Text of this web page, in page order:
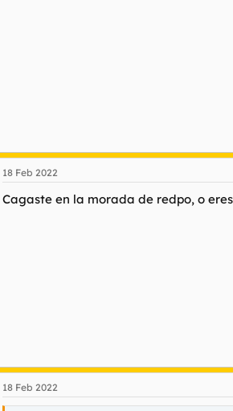
18 Feb 2022
Cagaste en la morada de redpo, o
18 Feb 2022